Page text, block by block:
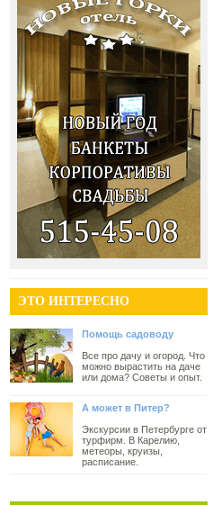
ЭТО ИНТЕРЕСНО
Помощь садоводу
Все про дачу и огород. Что
можно вырастить на даче
или дома? Советы и опыт.
А может в Питер?
Экскурсии в Петербурге от
турфирм. В Карелию,
метеоры, круизы,
расписание.